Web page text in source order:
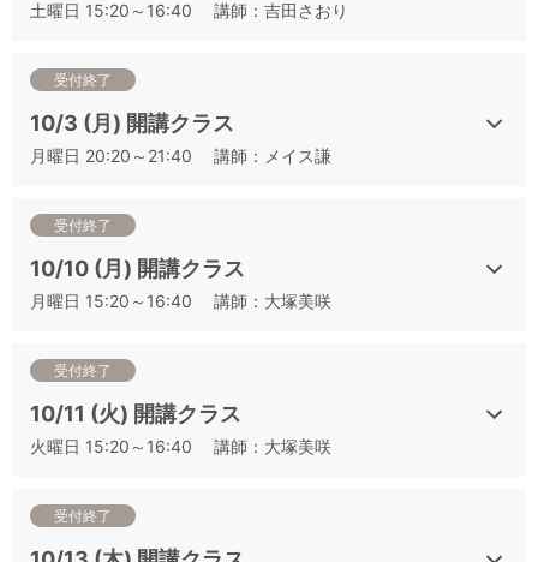
【開催日程順】2022 年度 J.S.A.ソムリエ・ワインエキスパー
【講座順】2022年度 J.S.A.ソムリエ・ワインエキスパート二次
▼その他の講座は下記よりお申込みいただけます
白）
赤）
③二次対策の基本と得点テクニック：ロゼワイン編（二次テク
④「樽熟成」の香りを捉える （樽香）
⑥キーポイントになる香りを捉える （ポイント香）
⑦最頻出6品種 フランス編 （仏6種）
⑨最頻出6品種 新旧世界シャッフル編①（混合6種①）
土曜日 15:20～16:40 講師：吉田さおり
受付終了
10/3 (月) 開講クラス
月曜日 20:20～21:40 講師：メイス謙
受付終了
10/10 (月) 開講クラス
月曜日 15:20～16:40 講師：大塚美咲
受付終了
10/11 (火) 開講クラス
火曜日 15:20～16:40 講師：大塚美咲
受付終了